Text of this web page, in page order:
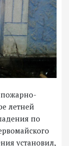
пожарно-
летней
по
установил,